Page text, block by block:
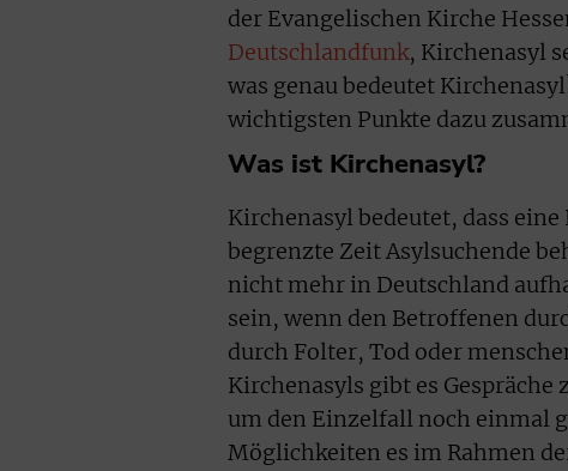
der Evangelischen Kirche
Deutschlandfunk, Kirchenasyl
was genau bedeutet
wichtigsten Punkte dazu
Was ist Kirchenasyl?
Kirchenasyl bedeutet, dass
begrenzte Zeit Asylsuchende
nicht mehr in Deutschland
sein, wenn den Betroffenen
durch Folter, Tod oder
Kirchenasyls gibt es
um den Einzelfall noch einmal
Möglichkeiten es im Rahmen